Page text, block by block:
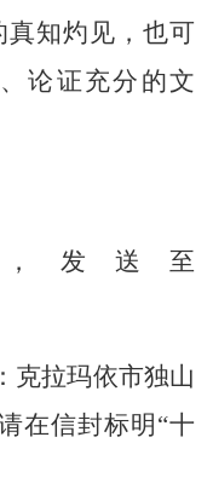
知灼见，也可
论证充分的文
发送至
克拉玛依市独山
请在信封标明 “十